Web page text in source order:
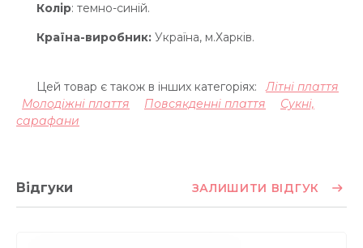
Колір: темно-синій.
Країна-виробник: Україна, м.Харків.
Цей товар є також в інших категоріях:
Літні плаття
Молодіжні плаття
Повсякденні плаття
Сукні,
сарафани
Відгуки ЗАЛИШИТИ ВІДГУК